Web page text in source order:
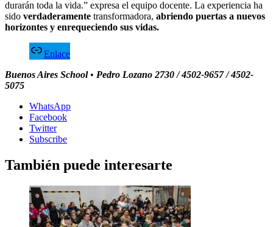
durarán toda la vida.” expresa el equipo docente. La experiencia ha
sido verdaderamente transformadora, abriendo puertas a nuevos
horizontes y enrequeciendo sus vidas.
Enlace
Buenos Aires School• Pedro Lozano 2730/4502-9657 / 4502-
5075
WhatsApp
Facebook
Twitter
Subscribe
También puede interesarte